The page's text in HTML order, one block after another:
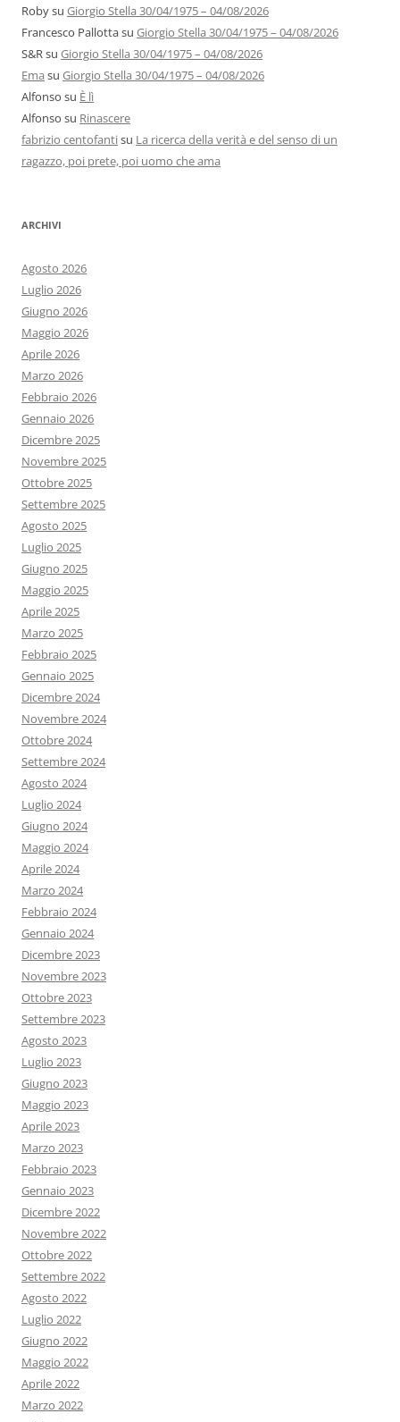
Robysu Giorgio Stella 30/04/1975 – 04/08/2026
Francesco Pallottasu Giorgio Stella 30/04/1975 – 04/08/2026
S&Rsu Giorgio Stella 30/04/1975 – 04/08/2026
Ema su Giorgio Stella 30/04/1975 – 04/08/2026
Alfonso su È lì
Alfonso su Rinascere
fabrizio centofantisu La ricerca della verità e del senso di un
ragazzo, poi prete, poi uomo che ama
ARCHIVI
Agosto 2026
Luglio 2026
Giugno 2026
Maggio 2026
Aprile 2026
Marzo 2026
Febbraio 2026
Gennaio 2026
Dicembre 2025
Novembre 2025
Ottobre 2025
Settembre 2025
Agosto 2025
Luglio 2025
Giugno 2025
Maggio 2025
Aprile 2025
Marzo 2025
Febbraio 2025
Gennaio 2025
Dicembre 2024
Novembre 2024
Ottobre 2024
Settembre 2024
Agosto 2024
Luglio 2024
Giugno 2024
Maggio 2024
Aprile 2024
Marzo 2024
Febbraio 2024
Gennaio 2024
Dicembre 2023
Novembre 2023
Ottobre 2023
Settembre 2023
Agosto 2023
Luglio 2023
Giugno 2023
Maggio 2023
Aprile 2023
Marzo 2023
Febbraio 2023
Gennaio 2023
Dicembre 2022
Novembre 2022
Ottobre 2022
Settembre 2022
Agosto 2022
Luglio 2022
Giugno 2022
Maggio 2022
Aprile 2022
Marzo 2022